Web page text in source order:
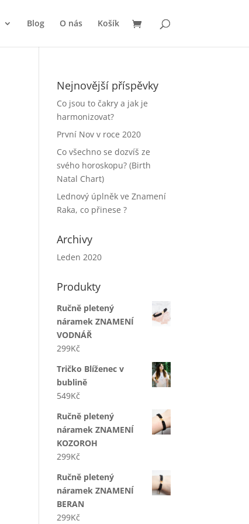
Blog O nás Košík
Nejnovější příspěvky
Co jsou to čakry a jak je
harmonizovat?
První Nov v roce 2020
Co všechno se dozvíš ze
svého horoskopu? (Birth
Natal Chart)
Lednový úplněk ve Znamení
Raka, co přinese ?
Archivy
Leden 2020
Produkty
Ručně pletený
náramek ZNAMENÍ
VODNÁŘ
299Kč
Tričko Blíženec v
bublině
549Kč
Ručně pletený
náramek ZNAMENÍ
KOZOROH
299Kč
Ručně pletený
náramek ZNAMENÍ
BERAN
299Kč